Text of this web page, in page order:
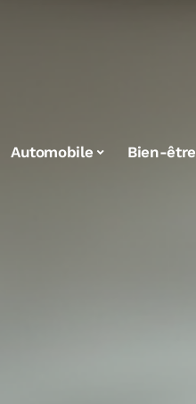
Automobile Bien-être